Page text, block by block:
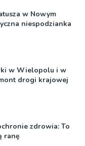
w Nowym
niespodzianka
w Wielopolu i w
drogi krajowej
zdrowia: To
ranę